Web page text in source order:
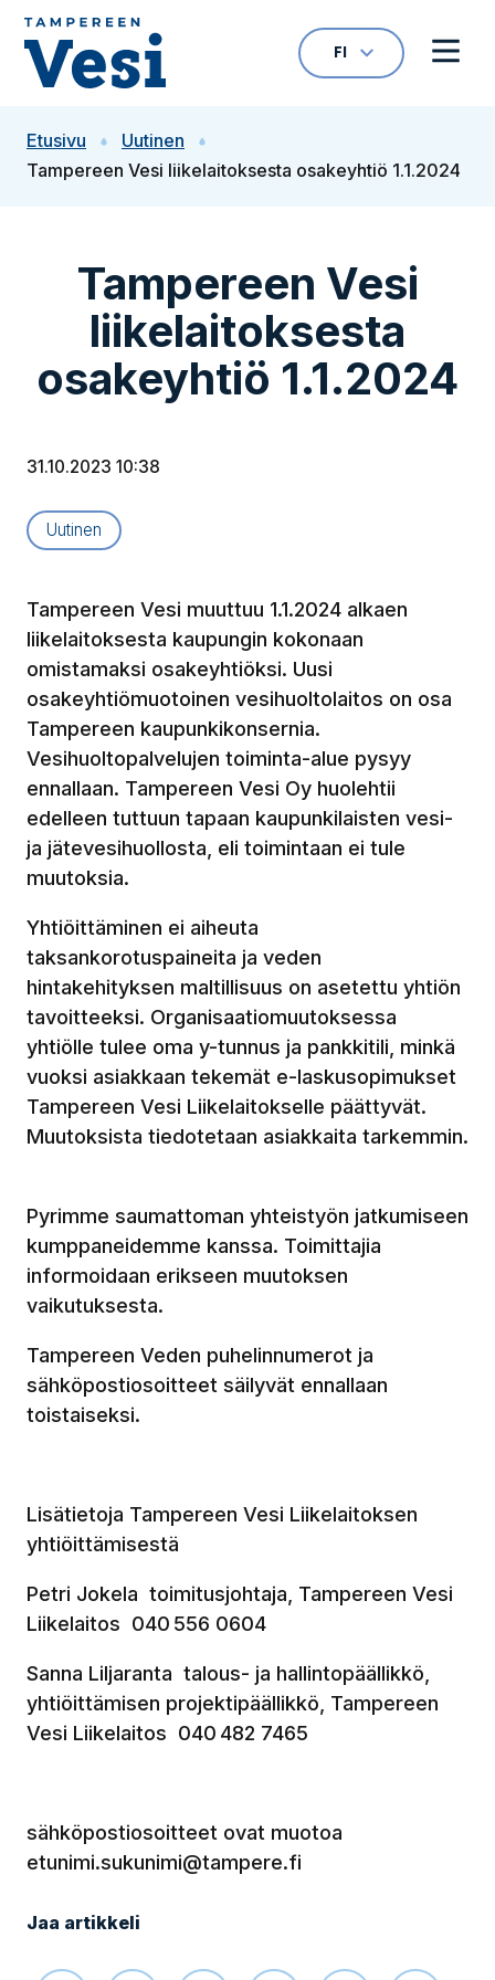
Siirry sisältöön
VALITTU KIELI:
FI
Avaa
Etusivu
Uutinen
Tampereen Vesi liikelaitoksesta osakeyhtiö 1.1.2024
Tampereen Vesi
liikelaitoksesta
osakeyhtiö 1.1.2024
31.10.2023 10:38
Artikkelityyppi:
Uutinen
Tampereen Vesi muuttuu 1.1.2024 alkaen
liikelaitoksesta kaupungin kokonaan
omistamaksi osakeyhtiöksi. Uusi
osakeyhtiömuotoinen vesihuoltolaitos on osa
Tampereen kaupunkikonsernia.
Vesihuoltopalvelujen toiminta-alue pysyy
ennallaan. Tampereen Vesi Oy huolehtii
edelleen tuttuun tapaan kaupunkilaisten vesi-
ja jätevesihuollosta, eli toimintaan ei tule
muutoksia.
Yhtiöittäminen ei aiheuta
taksankorotuspaineita ja veden
hintakehityksen maltillisuus on asetettu yhtiön
tavoitteeksi. Organisaatiomuutoksessa
yhtiölle tulee oma y-tunnus ja pankkitili, minkä
vuoksi asiakkaan tekemät e-laskusopimukset
Tampereen Vesi Liikelaitokselle päättyvät.
Muutoksista tiedotetaan asiakkaita tarkemmin.
Pyrimme saumattoman yhteistyön jatkumiseen
kumppaneidemme kanssa. Toimittajia
informoidaan erikseen muutoksen
vaikutuksesta.
Tampereen Veden puhelinnumerot ja
sähköpostiosoitteet säilyvät ennallaan
toistaiseksi.
Lisätietoja Tampereen Vesi Liikelaitoksen
yhtiöittämisestä
Petri Jokela toimitusjohtaja, Tampereen Vesi
Liikelaitos 040 556 0604
Sanna Liljaranta talous- ja hallintopäällikkö,
yhtiöittämisen projektipäällikkö, Tampereen
Vesi Liikelaitos 040 482 7465
sähköpostiosoitteet ovat muotoa
etunimi.sukunimi@tampere.fi
Jaa artikkeli